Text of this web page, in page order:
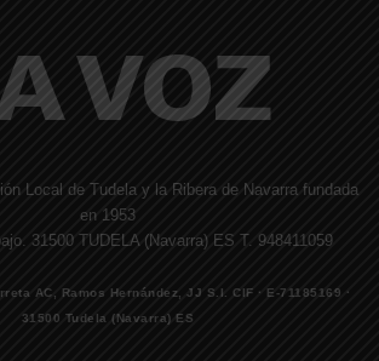
Local de Tudela y la Ribera de Navarra fundada
en 1953
31500 TUDELA (Navarra) ES T. 948411059
AC, Ramos Hernández, JJ S.I. CIF · E-71185169 ·
31500 Tudela (Navarra) ES